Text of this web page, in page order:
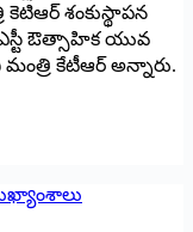
‌శంకుస్థాపన
ఎస్టీ ఔత్సాహిక యువ
మంత్రి కేటీఆర్‌ అన్నారు.